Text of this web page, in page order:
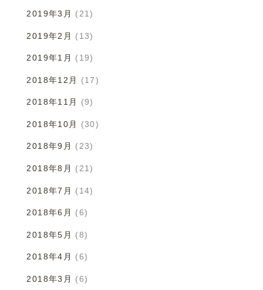
2019年3月 (21)
2019年2月 (13)
2019年1月 (19)
2018年12月 (17)
2018年11月 (9)
2018年10月 (30)
2018年9月 (23)
2018年8月 (21)
2018年7月 (14)
2018年6月 (6)
2018年5月 (8)
2018年4月 (6)
2018年3月 (6)